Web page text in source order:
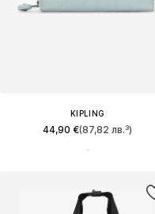
KIPLING
44,90 €(87,82 лв.³)